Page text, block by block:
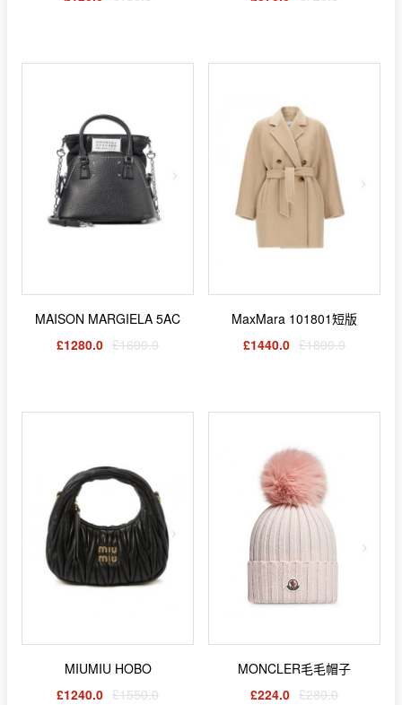
MAISON MARGIELA 5AC
£1280.0 £1600.0
MaxMara 101801短版
£1440.0 £1800.0
MIUMIU HOBO
£1240.0 £1550.0
MONCLER毛毛帽子
£224.0 £280.0